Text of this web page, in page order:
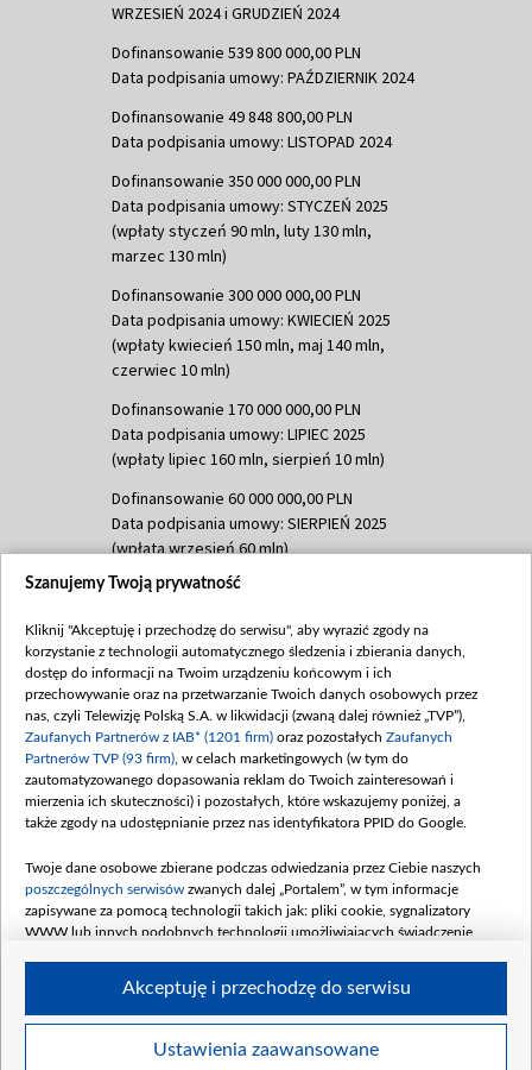
WRZESIEŃ 2024 i GRUDZIEŃ 2024
Dofinansowanie 539 800 000,00 PLN
Data podpisania umowy: PAŹDZIERNIK 2024
Dofinansowanie 49 848 800,00 PLN
Data podpisania umowy: LISTOPAD 2024
Dofinansowanie 350 000 000,00 PLN
Data podpisania umowy: STYCZEŃ 2025
(wpłaty styczeń 90 mln, luty 130 mln,
marzec 130 mln)
Dofinansowanie 300 000 000,00 PLN
Data podpisania umowy: KWIECIEŃ 2025
(wpłaty kwiecień 150 mln, maj 140 mln,
czerwiec 10 mln)
Dofinansowanie 170 000 000,00 PLN
Data podpisania umowy: LIPIEC 2025
(wpłaty lipiec 160 mln, sierpień 10 mln)
Dofinansowanie 60 000 000,00 PLN
Data podpisania umowy: SIERPIEŃ 2025
(wpłata wrzesień 60 mln)
Dofinansowanie 635 783 051,21 PLN
(wpłata wrzesień 100 mln, październik 350
mln, listopad 265 mln)
Dofinansowanie 48 862 000,00 PLN
Data podpisania umowy: GRUDZIEŃ 2025
(wpłata grudzień 60,548 mln)
Dofinansowanie 900 000 000,00 PLN
Data podpisania umowy: LUTY 2026 (wpłata
kwiecień 180 mln, 7 maja 180 mln, 8
czerwca 90 mln)
Dofinansowanie 250 000 000,00 PLN
4 sierpnia 250 mln
Szanujemy Twoją prywatność
Kliknij "Akceptuję i przechodzę do serwisu", aby wyrazić zgody na
korzystanie z technologii automatycznego śledzenia i zbierania danych,
dostęp do informacji na Twoim urządzeniu końcowym i ich
przechowywanie oraz na przetwarzanie Twoich danych osobowych przez
nas, czyli Telewizję Polską S.A. w likwidacji (zwaną dalej również „TVP”),
Zaufanych Partnerów z IAB* (1201 firm) oraz pozostałych Zaufanych
Partnerów TVP (93 firm) , w celach marketingowych (w tym do
zautomatyzowanego dopasowania reklam do Twoich zainteresowań i
mierzenia ich skuteczności) i pozostałych, które wskazujemy poniżej, a
także zgody na udostępnianie przez nas identyfikatora PPID do Google.
Twoje dane osobowe zbierane podczas odwiedzania przez Ciebie naszych
poszczególnych serwisów zwanych dalej „Portalem”, w tym informacje
zapisywane za pomocą technologii takich jak: pliki cookie, sygnalizatory
WWW lub innych podobnych technologii umożliwiających świadczenie
Twoje dane osobowe zbierane podczas odwiedzania przez Ciebie
Ustawienia zaawansowane
Akceptuję i przechodzę do serwisu